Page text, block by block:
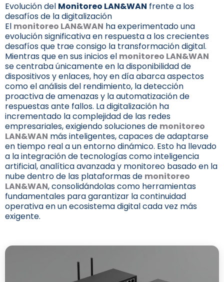
Evolución del Monitoreo LAN&WAN frente a los
desafíos de la digitalización
El monitoreo LAN&WAN ha experimentado una
evolución significativa en respuesta a los crecientes
desafíos que trae consigo la transformación digital.
Mientras que en sus inicios el monitoreo LAN&WAN
se centraba únicamente en la disponibilidad de
dispositivos y enlaces, hoy en día abarca aspectos
como el análisis del rendimiento, la detección
proactiva de amenazas y la automatización de
respuestas ante fallos. La digitalización ha
incrementado la complejidad de las redes
empresariales, exigiendo soluciones de monitoreo
LAN&WAN más inteligentes, capaces de adaptarse
en tiempo real a un entorno dinámico. Esto ha llevado
a la integración de tecnologías como inteligencia
artificial, analítica avanzada y monitoreo basado en la
nube dentro de las plataformas de monitoreo
LAN&WAN, consolidándolas como herramientas
fundamentales para garantizar la continuidad
operativa en un ecosistema digital cada vez más
exigente.